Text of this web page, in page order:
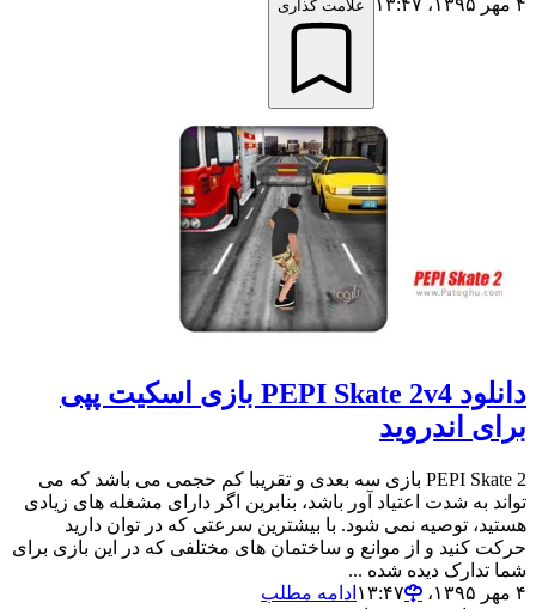
۴ مهر ۱۳۹۵،‏ ۱۳:۴۷
علامت گذاری
دانلود PEPI Skate 2v4 بازی اسکیت پپی
برای اندروید
PEPI Skate 2 بازی سه بعدی و تقریبا کم حجمی می باشد که می
تواند به شدت اعتیاد آور باشد، بنابرین اگر دارای مشغله های زیادی
هستید، توصیه نمی شود. با بیشترین سرعتی که در توان دارید
حرکت کنید و از موانع و ساختمان های مختلفی که در این بازی برای
شما تدارک دیده شده ...
۴ مهر ۱۳۹۵،‏ ۱۳:۴۷
ادامه مطلب